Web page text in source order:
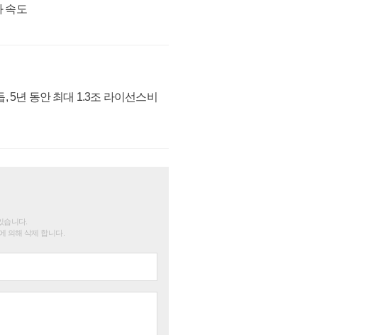
속도
5년 동안 최대 1.3조 라이선스비
습니다.
의해 삭제 합니다.